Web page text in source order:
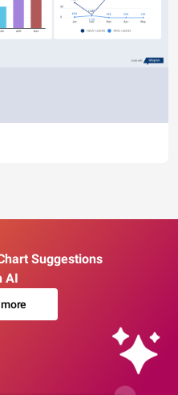
Suggestions
AI